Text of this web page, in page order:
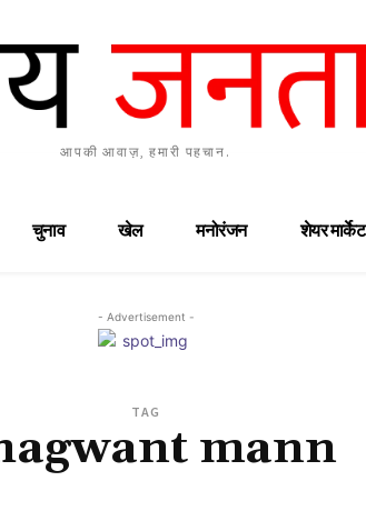
आपकी आवाज़, हमारी पहचान.
चुनाव खेल मनोरंजन शेयर मार्केट
- Advertisement -
TAG
mann